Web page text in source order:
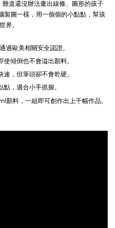
難道還沒辦法畫出線條、圖形的孩子
製圖一樣，用一個個的小點點，幫孩
界。
過歐美相關安全認證。
傾倒也不會溢出顏料。
，但筆頭卻不會乾硬。
，適合小手抓握。
顏料，一組即可創作出上千幅作品。